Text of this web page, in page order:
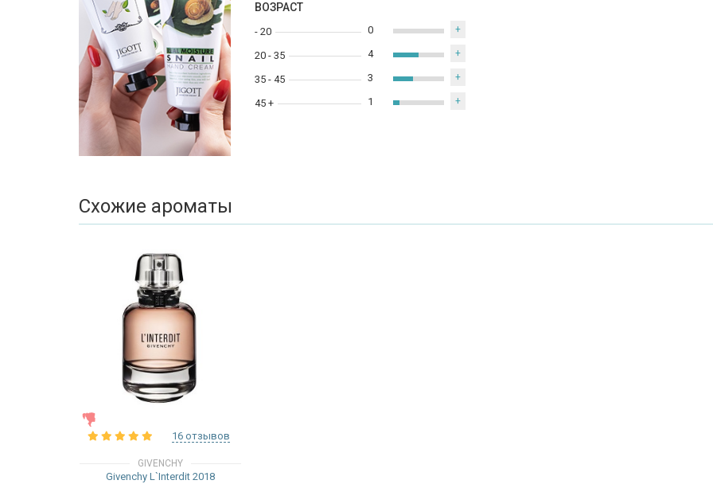
ВОЗРАСТ
- 20
20 - 35
35 - 45
45 +
0 +
4 +
3 +
1 +
Схожие ароматы
16 отзывов
GIVENCHY
Givenchy L`Interdit 2018